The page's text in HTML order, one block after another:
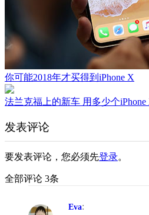
你可能2018年才买得到iPhone X
法兰克福上的新车 用多少个iPhone
发表评论
要发表评论，您必须先登录。
全部评论 3条
Eva: